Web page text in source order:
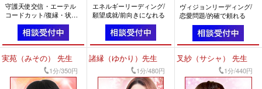
守護天使交信・エーテル
コードカット/復縁・状況
好転/愛に溢れ暖かい
エネルギーリーディング/
願望成就/前向きになれる
ヴィジョンリーディング/
恋愛問題/的確で頼れる
実苑（みその） 先生
1分/350円
諸縁（ゆかり）先生
1分/480円
叉紗（サシャ） 先生
1分/440円